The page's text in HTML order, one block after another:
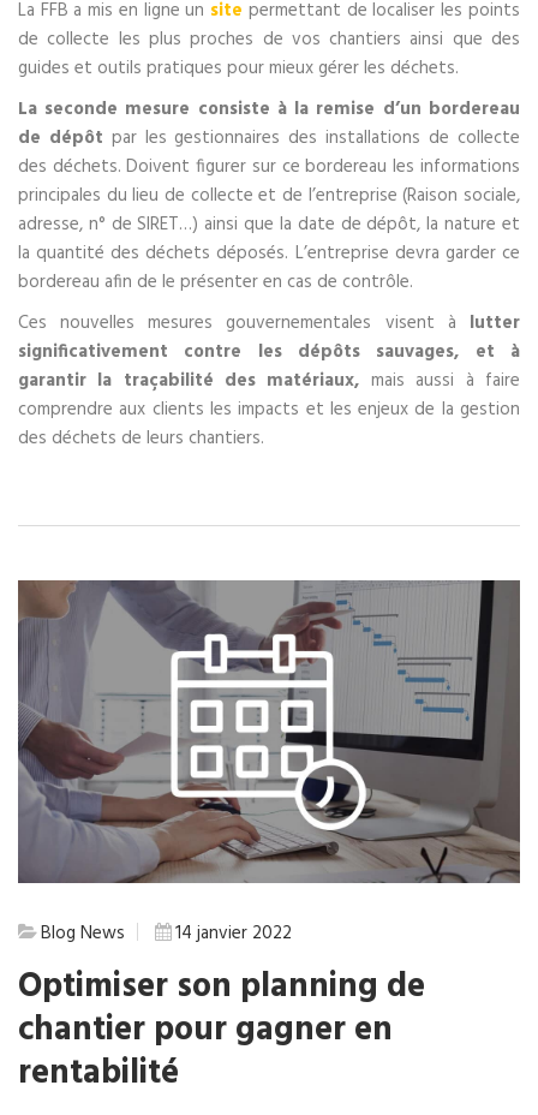
La FFB a mis en ligne un site permettant de localiser les points
de collecte les plus proches de vos chantiers ainsi que des
guides et outils pratiques pour mieux gérer les déchets.
La seconde mesure consiste à la remise d’un bordereau
de dépôt par les gestionnaires des installations de collecte
des déchets. Doivent figurer sur ce bordereau les informations
principales du lieu de collecte et de l’entreprise (Raison sociale,
adresse, n° de SIRET…) ainsi que la date de dépôt, la nature et
la quantité des déchets déposés. L’entreprise devra garder ce
bordereau afin de le présenter en cas de contrôle.
Ces nouvelles mesures gouvernementales visent à lutter
significativement contre les dépôts sauvages, et à
garantir la traçabilité des matériaux, mais aussi à faire
comprendre aux clients les impacts et les enjeux de la gestion
des déchets de leurs chantiers.
Blog News 14 janvier 2022
Optimiser son planning de
chantier pour gagner en
rentabilité